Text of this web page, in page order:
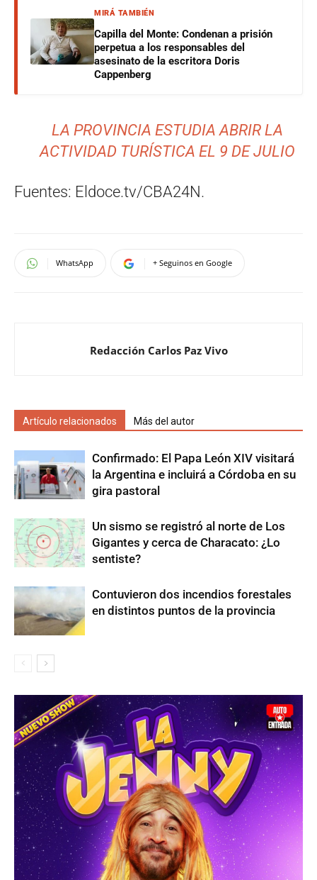
MIRÁ TAMBIÉN
Capilla del Monte: Condenan a prisión
perpetua a los responsables del
asesinato de la escritora Doris
Cappenberg
LA PROVINCIA ESTUDIA ABRIR LA
ACTIVIDAD TURÍSTICA EL 9 DE JULIO
Fuentes: Eldoce.tv/CBA24N.
WhatsApp + Seguinos en Google
Redacción Carlos Paz Vivo
Artículo relacionados Más del autor
Confirmado: El Papa León XIV visitará
la Argentina e incluirá a Córdoba en su
gira pastoral
Un sismo se registró al norte de Los
Gigantes y cerca de Characato: ¿Lo
sentiste?
Contuvieron dos incendios forestales
en distintos puntos de la provincia